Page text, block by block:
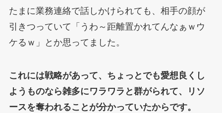
たまに業務連絡で話しかけられても、相手の顔が
引きつっていて「うわ～距離置かれてんなぁｗウ
ケるｗ」とか思ってました。
これには戦略があって、ちょっとでも愛想良くし
ようものなら雑多にワラワラと群がられて、リソ
ースを奪われることが分かっていたからです。